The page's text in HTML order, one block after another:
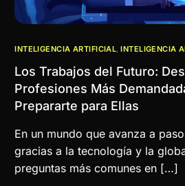
INTELIGENCIA ARTIFICIAL ,INTELIGENCIA
Los Trabajos del Futuro:
Profesiones Más
Prepararte para Ellas
En un mundo que avanza a
gracias a la tecnología y la
preguntas más comunes en […]